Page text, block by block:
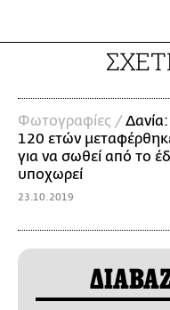
Φωτογραφίες /
120 ετών
για να σωθεί από το
υποχωρεί
23.10.2019